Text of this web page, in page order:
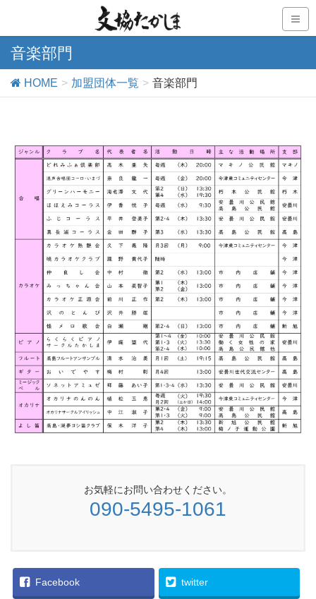
音楽部門
HOME 加盟団体一覧 音楽部門
お気軽にお問い合わせください。
090-5495-1061
Facebook twitter